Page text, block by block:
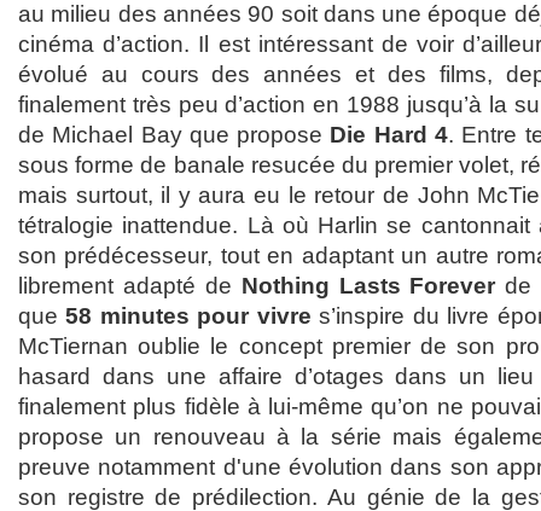
au milieu des années 90 soit dans une époque
cinéma d’action. Il est intéressant de voir
évolué au cours des années et des films,
finalement très peu d’action en 1988 jusqu’à la
de Michael Bay que propose Die Hard 4. Entre
sous forme de banale resucée du premier volet,
mais surtout, il y aura eu le retour de John
tétralogie inattendue. Là où Harlin se
son prédécesseur, tout en adaptant un autre
librement adapté de Nothing Lasts Forever de
que58 minutes pour vivre s’inspire du livre
McTiernan oublie le concept premier de son
hasard dans une affaire d’otages dans un lieu
finalement plus fidèle à lui-même qu’on ne
propose un renouveau à la série mais
preuve notamment d'une évolution dans son
son registre de prédilection. Au génie de la